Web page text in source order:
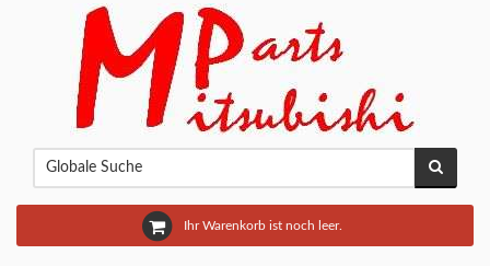
Ihr Warenkorb ist noch leer.